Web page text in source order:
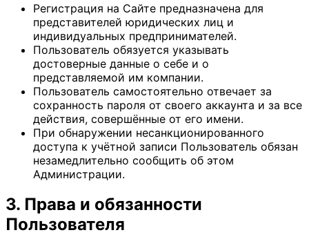
Регистрация на Сайте предназначена для
представителей юридических лиц и
индивидуальных предпринимателей.
Пользователь обязуется указывать
достоверные данные о себе и о
представляемой им компании.
Пользователь самостоятельно отвечает за
сохранность пароля от своего аккаунта и за все
действия, совершённые от его имени.
При обнаружении несанкционированного
доступа к учётной записи Пользователь обязан
незамедлительно сообщить об этом
Администрации.
3. Права и обязанности
Пользователя